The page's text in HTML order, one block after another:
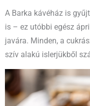
A Barka kávéház is
is – ez utóbbi egész
javára. Minden, a
szív alakú islerjükből